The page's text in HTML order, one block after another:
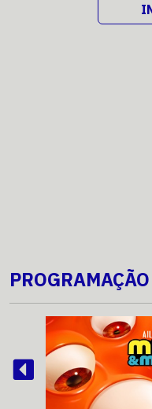
PROGRAMAÇÃO